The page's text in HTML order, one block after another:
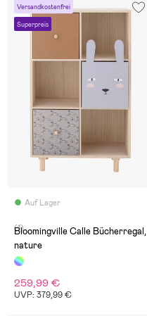
Versandkostenfrei
Superpreis
Auf Lager
(1)
Bloomingville Calle Bücherregal,
nature
259,99 €
UVP: 379,99 €